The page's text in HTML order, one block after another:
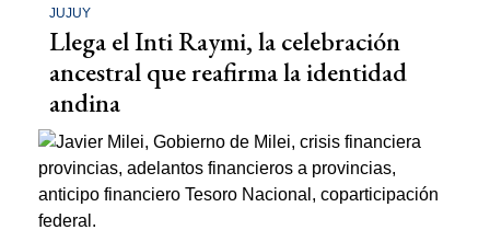
JUJUY
Llega el Inti Raymi, la celebración
ancestral que reafirma la identidad
andina